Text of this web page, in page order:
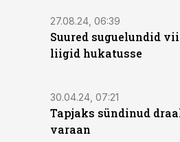
27.08.24, 06:39
Suured suguelundid
liigid hukatusse
30.04.24, 07:21
Tapjaks sündinud
varaan